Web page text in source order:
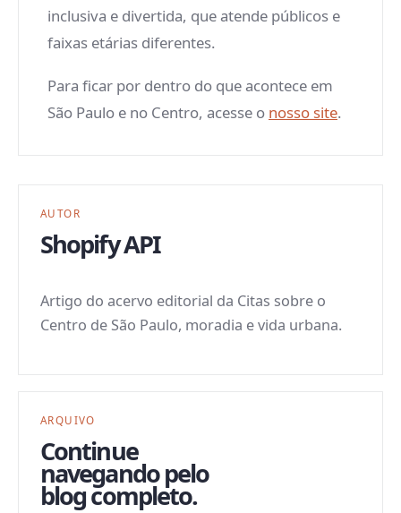
inclusiva e divertida, que atende públicos e
faixas etárias diferentes.
Para ficar por dentro do que acontece em
São Paulo e no Centro, acesse o nosso site.
AUTOR
Shopify API
Artigo do acervo editorial da Citas sobre o
Centro de São Paulo, moradia e vida urbana.
ARQUIVO
Continue
navegando pelo
blog completo.